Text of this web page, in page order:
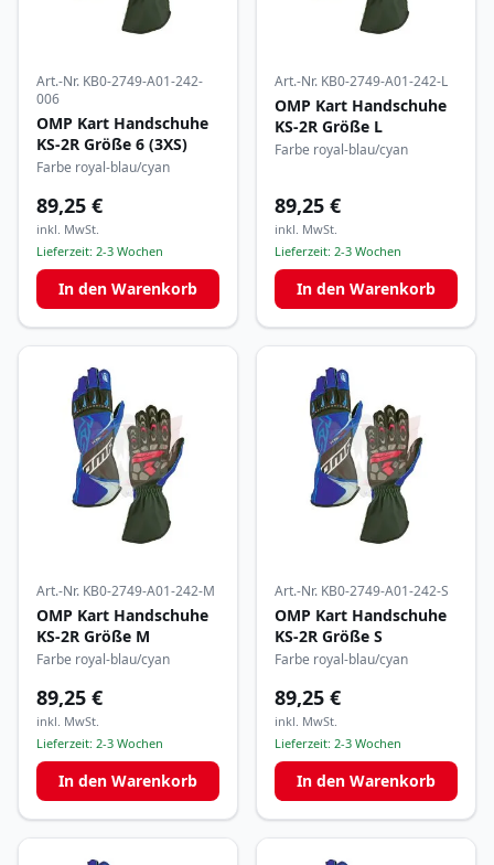
Art.-Nr. KB0-2749-A01-242-
006
OMP Kart Handschuhe
KS-2R Größe 6 (3XS)
Farbe royal-blau/cyan
89,25 €
inkl. MwSt.
Lieferzeit: 2-3 Wochen
In den Warenkorb
Art.-Nr. KB0-2749-A01-242-L
OMP Kart Handschuhe
KS-2R Größe L
Farbe royal-blau/cyan
89,25 €
inkl. MwSt.
Lieferzeit: 2-3 Wochen
In den Warenkorb
Art.-Nr. KB0-2749-A01-242-M
OMP Kart Handschuhe
KS-2R Größe M
Farbe royal-blau/cyan
89,25 €
inkl. MwSt.
Lieferzeit: 2-3 Wochen
In den Warenkorb
Art.-Nr. KB0-2749-A01-242-S
OMP Kart Handschuhe
KS-2R Größe S
Farbe royal-blau/cyan
89,25 €
inkl. MwSt.
Lieferzeit: 2-3 Wochen
In den Warenkorb